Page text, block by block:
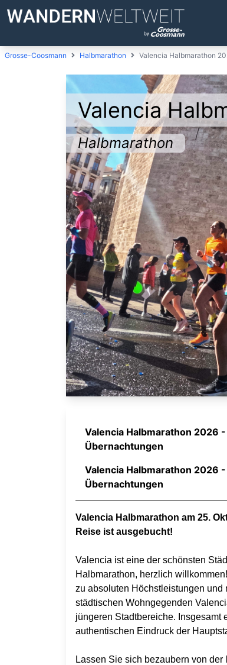
Grosse-Coosmann Halbmarathon Valencia Halbmarathon
Valencia
Halbmarathon
Valencia Halbmarathon 2026
Übernachtungen
Valencia Halbmarathon 2026
Übernachtungen
Valencia Halbmarathon am 25.
Reise ist ausgebucht!
Valencia ist eine der schönsten
Halbmarathon, herzlich
zu absoluten Höchstleistungen
städtischen Wohngegenden
jüngeren Stadtbereiche. Insgesamt
authentischen Eindruck der
Lassen Sie sich bezaubern von